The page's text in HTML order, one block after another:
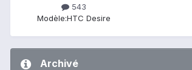
543
Modèle:HTC Desire
Archivé